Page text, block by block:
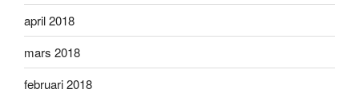
april 2018
mars 2018
februari 2018